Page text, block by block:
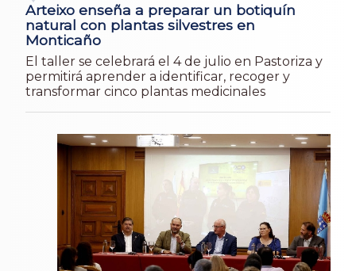
Arteixo enseña a preparar un botiquín
natural con plantas silvestres en
Monticaño
El taller se celebrará el 4 de julio en Pastoriza y
permitirá aprender a identificar, recoger y
transformar cinco plantas medicinales